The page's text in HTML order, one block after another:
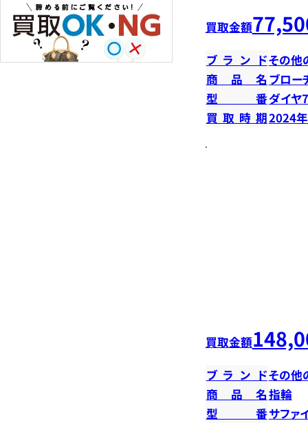
買取金額
ブランドその他
商品名 ブロー
型番ダイヤ
買取時期2024
買取金額
ブランドその他
商品名指輪
型番サファ